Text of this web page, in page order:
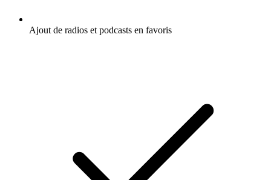
Ajout de radios et podcasts en favoris